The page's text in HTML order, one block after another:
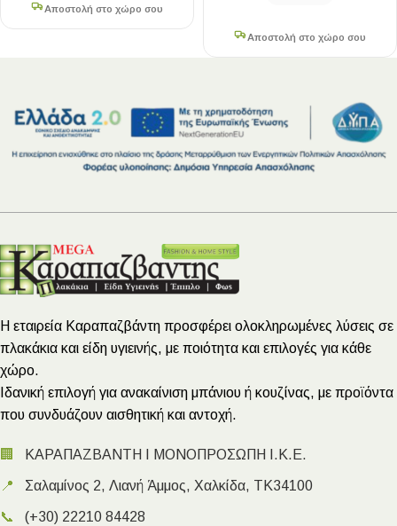
Αποστολή στο χώρο σου
Αποστολή στο χώρο σου
Η εταιρεία Καραπαζβάντη προσφέρει ολοκληρωμένες λύσεις σε
πλακάκια και είδη υγιεινής, με ποιότητα και επιλογές για κάθε
χώρο.
Ιδανική επιλογή για ανακαίνιση μπάνιου ή κουζίνας, με προϊόντα
που συνδυάζουν αισθητική και αντοχή.
🏢 ΚΑΡΑΠΑΖΒΑΝΤΗ Ι ΜΟΝΟΠΡΟΣΩΠΗ Ι.Κ.Ε.
📍 Σαλαμίνος 2, Λιανή Άμμος, Χαλκίδα, ΤΚ34100
📞 (+30) 22210 84428